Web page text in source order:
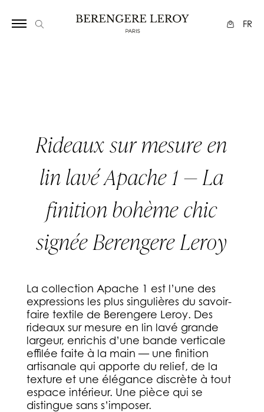
FR
Rideaux sur mesure en
lin lavé Apache 1 — La
finition bohème chic
signée Berengere Leroy
La collection Apache 1 est l’une des
expressions les plus singulières du savoir-
faire textile de Berengere Leroy. Des
rideaux sur mesure en lin lavé grande
largeur, enrichis d’une bande verticale
effilée faite à la main — une finition
artisanale qui apporte du relief, de la
texture et une élégance discrète à tout
espace intérieur. Une pièce qui se
distingue sans s’imposer.